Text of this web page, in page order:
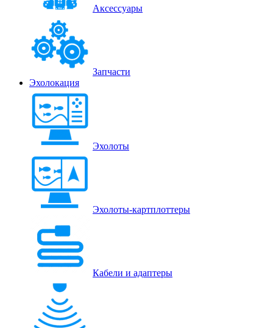
Аксессуары
Запчасти
Эхолокация
Эхолоты
Эхолоты-картплоттеры
Кабели и адаптеры